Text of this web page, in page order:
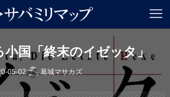
国「終末のイゼッタ」
05-02 葛城マサカズ